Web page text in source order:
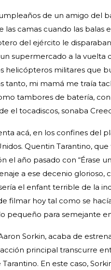
de un amigo del
las camas cuando las
del ejército le
supermercado a la vuelta
helicópteros militares que
tanto, mi mamá me traía
tambores de batería,
el tocadiscos, sonaba
acá, en los confines del
Quentin Tarantino,
el año pasado con “Érase
a ese decenio
el enfant terrible de la
filmar hoy tal como se
pequeño para semejante
Sorkin, acaba de
principal transcurre
En este caso,